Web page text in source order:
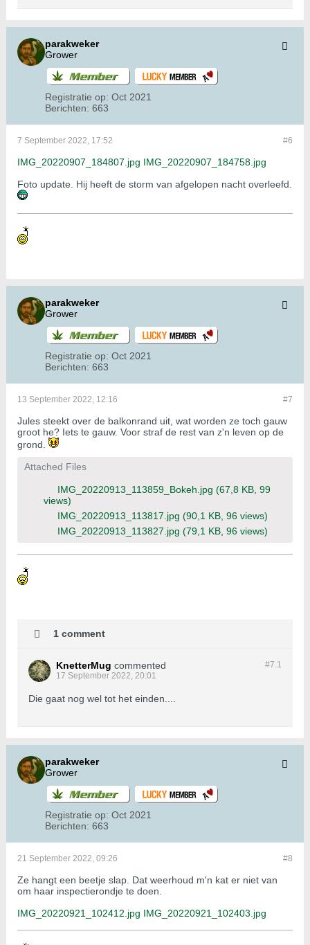
parakweker
Grower
Registratie op: Oct 2021
Berichten: 663
#6
7 September 2022, 17:52
IMG_20220907_184807.jpg IMG_20220907_184758.jpg
Foto update. Hij heeft de storm van afgelopen nacht overleefd.
parakweker
Grower
Registratie op: Oct 2021
Berichten: 663
#7
13 September 2022, 12:16
Jules steekt over de balkonrand uit, wat worden ze toch gauw
groot he? Iets te gauw. Voor straf de rest van z'n leven op de
grond.
Attached Files
IMG_20220913_113859_Bokeh.jpg (67,8 KB, 99
views)
IMG_20220913_113817.jpg (90,1 KB, 96 views)
IMG_20220913_113827.jpg (79,1 KB, 96 views)
1 comment
#7.1
KnetterMug commented
17 September 2022, 20:01
Die gaat nog wel tot het einden....
parakweker
Grower
Registratie op: Oct 2021
Berichten: 663
#8
21 September 2022, 09:26
Ze hangt een beetje slap. Dat weerhoud m'n kat er niet van
om haar inspectierondje te doen.
IMG_20220921_102412.jpg IMG_20220921_102403.jpg